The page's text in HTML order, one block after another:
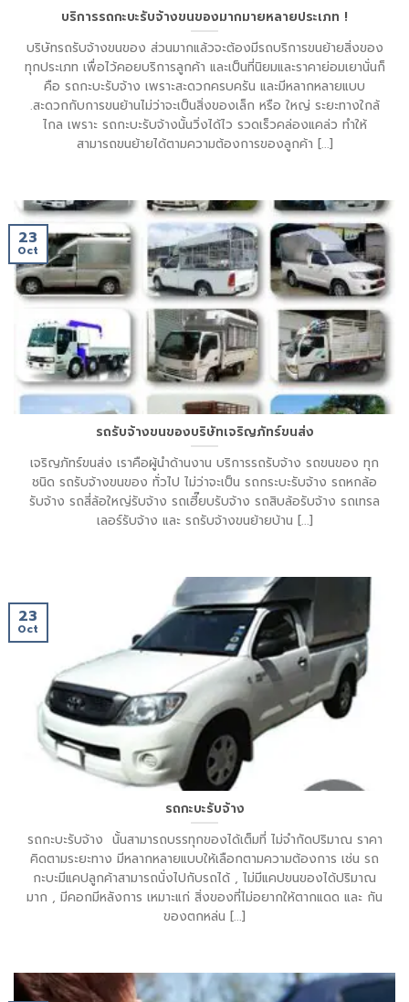
บริการรถกะบะรับจ้างขนของมากมายหลายประเภท !
บริษัทรถรับจ้างขนของ ส่วนมากแล้วจะต้องมีรถบริการขนย้ายสิ่งของ
ทุกประเภท เพื่อไว้คอยบริการลูกค้า และเป็นที่นิยมและราคาย่อมเยานั่นก็
คือ รถกะบะรับจ้าง เพราะสะดวกครบครัน และมีหลากหลายแบบ
.สะดวกกับการขนย้านไม่ว่าจะเป็นสิ่งของเล็ก หรือ ใหญ่ ระยะทางใกล้
ไกล เพราะ รถกะบะรับจ้างนั้นวิ่งได้ไว รวดเร็วคล่องแคล่ว ทำให้
สามารถขนย้ายได้ตามความต้องการของลูกค้า [...]
รถรับจ้างขนของบริษัทเจริญภัทร์ขนส่ง
เจริญภัทร์ขนส่ง เราคือผู้นำด้านงาน บริการรถรับจ้าง รถขนของ ทุก
ชนิด รถรับจ้างขนของ ทั่วไป ไม่ว่าจะเป็น รถกระบะรับจ้าง รถหกล้อ
รับจ้าง รถสี่ล้อใหญ่รับจ้าง รถเฮี๊ยบรับจ้าง รถสิบล้อรับจ้าง รถเทรล
เลอร์รับจ้าง และ รถรับจ้างขนย้ายบ้าน [...]
23
Oct
รถกะบะรับจ้าง
รถกะบะรับจ้าง นั้นสามารถบรรทุกของได้เต็มที่ ไม่จำกัดปริมาณ ราคา
คิดตามระยะทาง มีหลากหลายแบบให้เลือกตามความต้องการ เช่น รถ
กะบะมีแคปลูกค้าสามารถนั่งไปกับรถได้ , ไม่มีแคปขนของได้ปริมาณ
มาก , มีคอกมีหลังการ เหมาะแก่ สิ่งของที่ไม่อยากให้ตากแดด และ กัน
ของตกหล่น [...]
23
Oct